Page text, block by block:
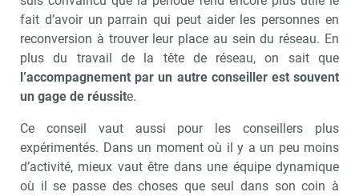
fait d’avoir un parrain qui peut aider les personnes en
reconversion à trouver leur place au sein du réseau. En
plus du travail de la tête de réseau, on sait que
l’accompagnement par un autre conseiller est souvent
un gage de réussite.
Ce conseil vaut aussi pour les conseillers plus
expérimentés. Dans un moment où il y a un peu moins
d’activité, mieux vaut être dans une équipe dynamique
où il se passe des choses que seul dans son coin à